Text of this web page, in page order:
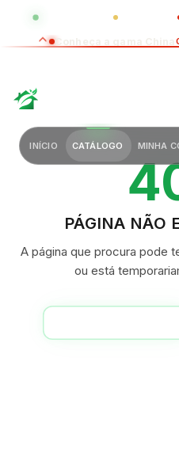
GLOBAL
INÍCIO CATÁLOGO MINHA
PÁGINA NÃO
A página que procura pode
ou está
Conheça a gama China